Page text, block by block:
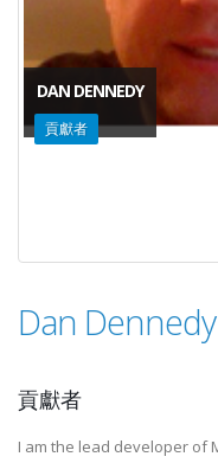
DAN DENNEDY
貢獻者
Dan
貢獻者
I am the lead developer of